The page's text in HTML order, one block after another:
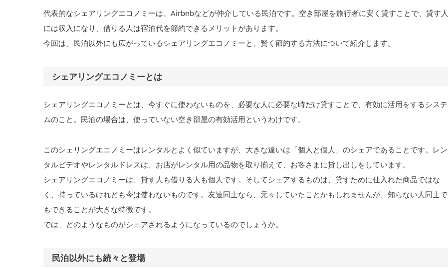
代表的なシェアリングエコノミーは、Airbnbなどが仲介している民泊です。空き部屋を旅行者に安く貸すことで、貸す人
には収入になり、借りる人は宿泊代を節約できるメリットがあります。
今回は、民泊以外にも広がっているシェアリングエコノミーと、賢く節約する方法について紹介します。
シェアリングエコノミーとは
シェアリングエコノミーとは、今すぐに使わないものを、必要な人に必要な時だけ貸すことで、有効に活用をするシステ
ムのこと。民泊の場合は、使っていない空き部屋の有効活用というわけです。
このシェリングエコノミーはレンタルとよく似ていますが、大きな違いは「個人と個人」のシェアであることです。レン
タルビデオやレンタルドレスは、お店がレンタル用の品物を取り揃えて、お客さまに貸し出しをしています。
シェアリングエコノミーは、貸す人も借りる人も個人です。そしてシェアするものは、貸すために仕入れた商品ではな
く、持っているけれども今は使わないものです。友達同士なら、元々していたことかもしれませんが、知らない人同士で
もできることが大きな特徴です。
では、どのようなものがシェアされるようになっているのでしょうか。
民泊以外にも続々と登場